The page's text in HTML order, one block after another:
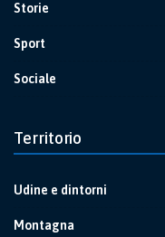
Storie
Sport
Sociale
Territorio
Udine e dintorni
Montagna